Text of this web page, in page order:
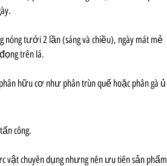
tưới 2 lần (sáng và chiều), ngày mát mẻ
trên lá.
hữu cơ như phân trùn quế hoặc phân gà ủ
công.
vật chuyên dụng nhưng nên ưu tiên sản phẩm